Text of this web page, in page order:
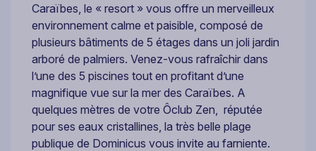
Caraïbes, le « resort » vous offre un merveilleux
environnement calme et paisible, composé de
plusieurs bâtiments de 5 étages dans un joli jardin
arboré de palmiers. Venez-vous rafraîchir dans
l’une des 5 piscines tout en profitant d’une
magnifique vue sur la mer des Caraïbes. A
quelques mètres de votre Ôclub Zen, réputée
pour ses eaux cristallines, la très belle plage
publique de Dominicus vous invite au farniente.